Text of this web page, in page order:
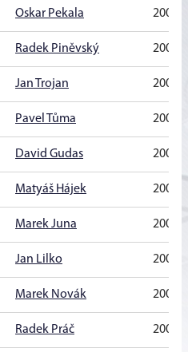
Oskar Pekala 2009
Radek Piněvský 2009
Jan Trojan 2009
Pavel Tůma 2009
David Gudas 2009
Matyáš Hájek 2009
Marek Juna 2008
Jan Lilko 2009
Marek Novák 2009
Radek Práč 2009